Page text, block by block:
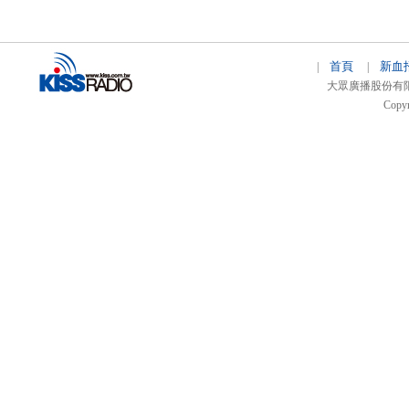
首頁 新血
大眾廣播股份有